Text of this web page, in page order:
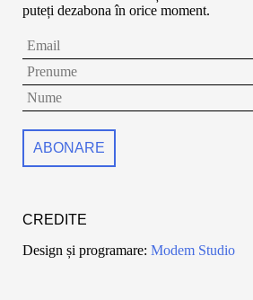
puteți dezabona în orice moment.
CREDITE
Design și programare: Modem Studio